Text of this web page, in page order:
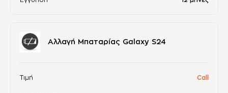
Αλλαγή Μπαταρίας Galaxy S24
Τιμή Call